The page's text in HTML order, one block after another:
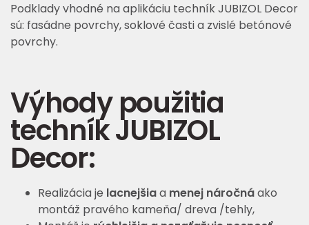
Podklady vhodné na aplikáciu techník JUBIZOL Decor
sú: fasádne povrchy, soklové časti a zvislé betónové
povrchy.
Výhody použitia
techník JUBIZOL
Decor:
Realizácia je lacnejšiaa menej náročnáako
montáž pravého kameňa/ dreva /tehly,